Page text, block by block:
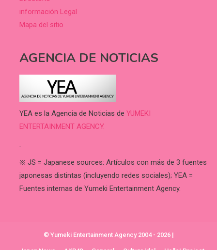
información Legal
Mapa del sitio
AGENCIA DE NOTICIAS
YEA es la Agencia de Noticias de YUMEKI
ENTERTAINMENT AGENCY.
.
※ JS = Japanese sources: Artículos con más de 3 fuentes
japonesas distintas (incluyendo redes sociales); YEA =
Fuentes internas de Yumeki Entertainment Agency.
© Yumeki Entertainment Agency 2004 - 2026 |